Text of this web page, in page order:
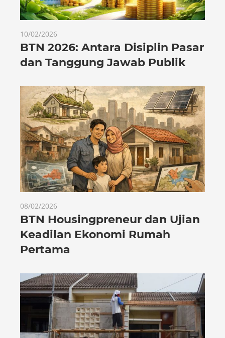
10/02/2026
BTN 2026: Antara Disiplin Pasar
dan Tanggung Jawab Publik
08/02/2026
BTN Housingpreneur dan Ujian
Keadilan Ekonomi Rumah
Pertama